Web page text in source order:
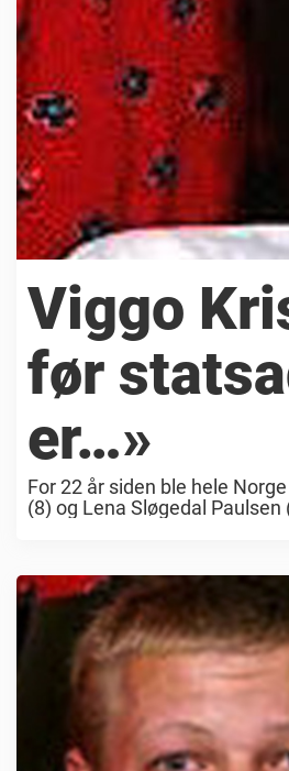
Viggo
før
er…»
For 22 år siden ble hele
(8) og Lena Sløgedal